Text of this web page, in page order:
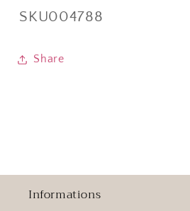
SKU:
SKU004788
Share
Informations